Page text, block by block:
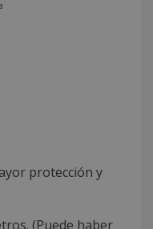
protección y
(Puede haber